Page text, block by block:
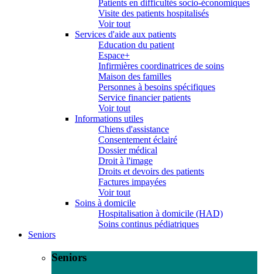
Patients en difficultés socio-économiques
Visite des patients hospitalisés
Voir tout
Services d'aide aux patients
Education du patient
Espace+
Infirmières coordinatrices de soins
Maison des familles
Personnes à besoins spécifiques
Service financier patients
Voir tout
Informations utiles
Chiens d'assistance
Consentement éclairé
Dossier médical
Droit à l'image
Droits et devoirs des patients
Factures impayées
Voir tout
Soins à domicile
Hospitalisation à domicile (HAD)
Soins continus pédiatriques
Seniors
Seniors